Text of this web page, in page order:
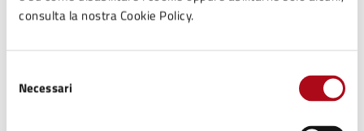
consulta la nostra Cookie Policy.
delNecessari